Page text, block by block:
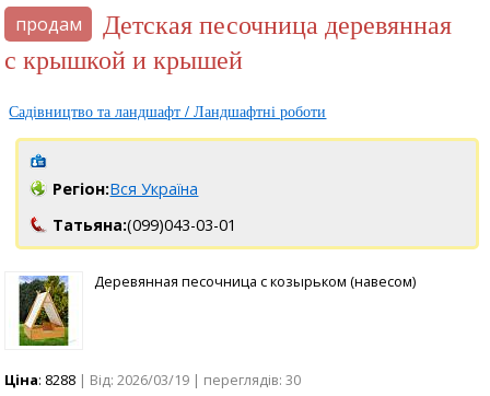
продам
Детская песочница деревянная
с крышкой и крышей
Садівництво та ландшафт / Ландшафтні роботи
Регіон:Вся Україна
Татьяна:(099)043-03-01
Деревянная песочница с козырьком (навесом)
Ціна: 8288 | Від: 2026/03/19 | переглядів: 30